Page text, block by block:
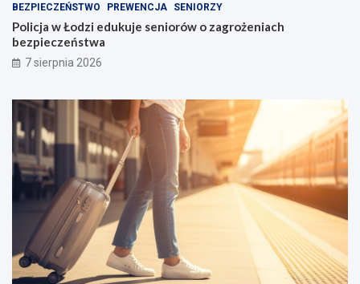
BEZPIECZEŃSTWO PREWENCJA SENIORZY
Policja w Łodzi edukuje seniorów o zagrożeniach
bezpieczeństwa
7 sierpnia 2026